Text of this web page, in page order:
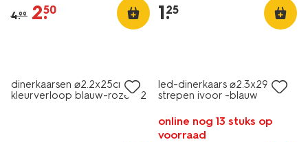
4.99 2.
50 1.
25
dinerkaarsen ⌀2.2x25cm
kleurverloop blauw-roze - 2
led-dinerkaars ⌀2.3x29cm
strepen ivoor -blauw
online nog 13 stuks op
voorraad